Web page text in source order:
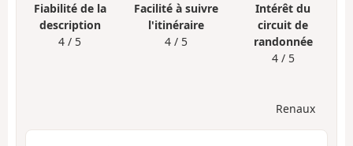
Fiabilité de la
description
4 / 5
Facilité à suivre
l'itinéraire
4 / 5
Intérêt du
circuit de
randonnée
4 / 5
Renaux